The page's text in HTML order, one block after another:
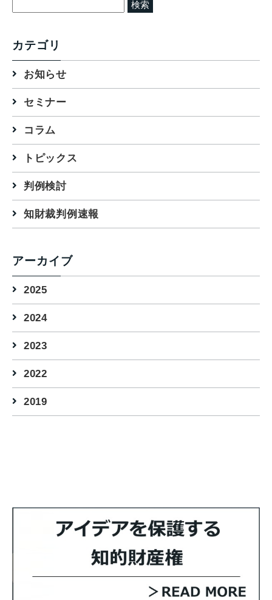
索:
カテゴリ
お知らせ
セミナー
コラム
トピックス
判例検討
知財裁判例速報
アーカイブ
2025
2024
2023
2022
2019